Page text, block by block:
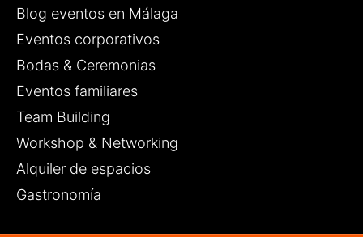
Blog eventos en Málaga
Eventos corporativos
Bodas & Ceremonias
Eventos familiares
Team Building
Workshop & Networking
Alquiler de espacios
Gastronomía